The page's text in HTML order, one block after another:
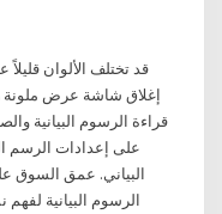
قد تختلف الألوان
إغلاق شاشة عرض ملونة
قراءة الرسوم البيانية
البياني. عمق السوق
الرسوم البيانية